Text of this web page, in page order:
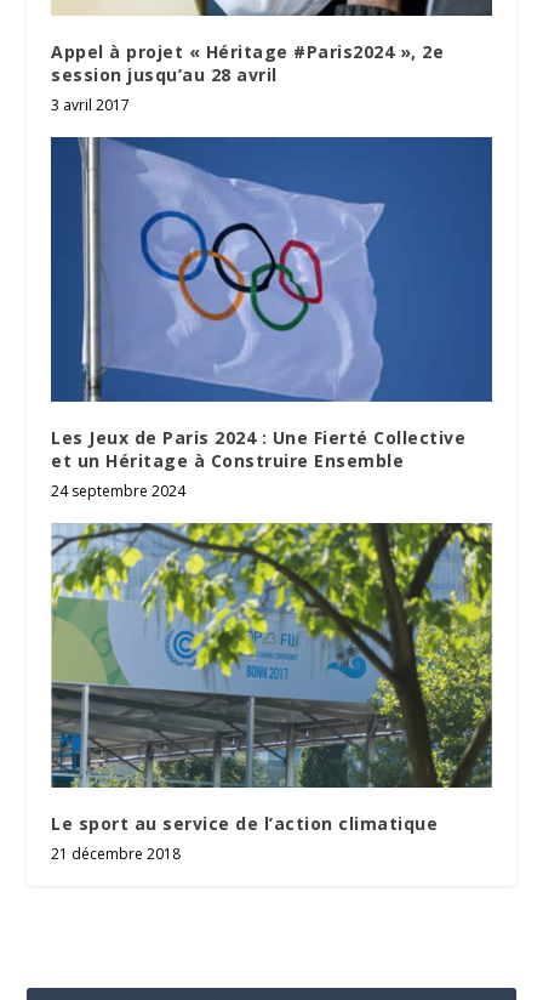
Appel à projet « Héritage #Paris2024 », 2e
session jusqu’au 28 avril
3 avril 2017
Les Jeux de Paris 2024 : Une Fierté Collective
et un Héritage à Construire Ensemble
24 septembre 2024
Le sport au service de l’action climatique
21 décembre 2018